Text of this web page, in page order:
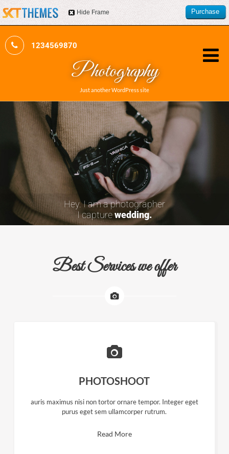
1234569870
Photography
Just another WordPress site
Hey. I am a photographer
I capturewedding.
Best Services we offer
PHOTOSHOOT
auris maximus nisi non tortor ornare tempor. Integer eget
purus eget sem ullamcorper rutrum.
Read More
Hide Frame
Purchase
this item